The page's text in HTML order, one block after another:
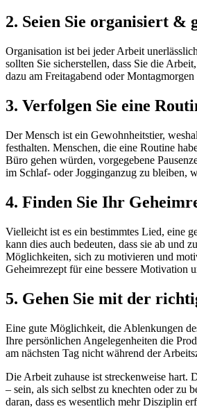
2. Seien Sie organisiert &
Organisation ist bei jeder Arbeit
sollten Sie sicherstellen, dass Sie die
dazu am Freitagabend oder
3. Verfolgen Sie eine
Der Mensch ist ein Gewohnheitstier,
festhalten. Menschen, die eine Routine
Büro gehen würden, vorgegebene
im Schlaf- oder Jogginganzug zu bleiben,
4. Finden Sie Ihr
Vielleicht ist es ein bestimmtes Lied, eine
kann dies auch bedeuten, dass sie ab und
Möglichkeiten, sich zu motivieren und
Geheimrezept für eine bessere Motivation
5. Gehen Sie mit der
Eine gute Möglichkeit, die Ablenkungen
Ihre persönlichen Angelegenheiten die
am nächsten Tag nicht während der
Die Arbeit zuhause ist streckenweise hart.
– sein, als sich selbst zu knechten oder zu
daran, dass es wesentlich mehr Disziplin